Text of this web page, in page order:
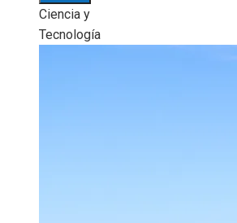
Ciencia y
Tecnología